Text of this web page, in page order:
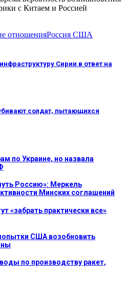
с Китаем и Россией
отношенияРоссия США
Сирии в ответ на
солдат, пытающихся
по Украине, но назвала
Россию»: Меркель
Минских соглашений
«забрать практически все»
США возобновить
по производству ракет,